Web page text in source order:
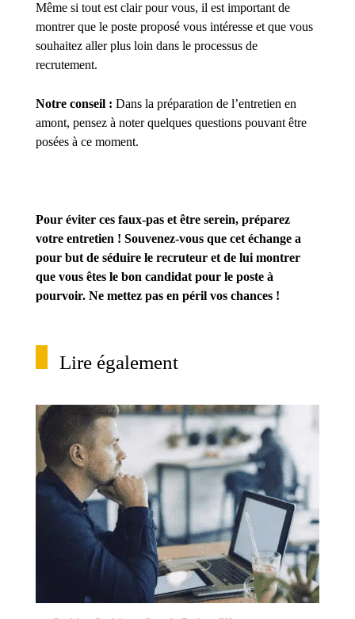
Même si tout est clair pour vous, il est important de
montrer que le poste proposé vous intéresse et que vous
souhaitez aller plus loin dans le processus de
recrutement.
Notre conseil : Dans la préparation de l’entretien en
amont, pensez à noter quelques questions pouvant être
posées à ce moment.
Pour éviter ces faux-pas et être serein, préparez
votre entretien ! Souvenez-vous que cet échange a
pour but de séduire le recruteur et de lui montrer
que vous êtes le bon candidat pour le poste à
pourvoir. Ne mettez pas en péril vos chances !
Lire également